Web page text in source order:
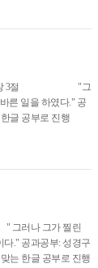
기하 18장 3절 "그
일을 하였다." 공
한글 공부로 진행
그러나 그가 찔린
." 공과공부: 성경구
는 한글 공부로 진행